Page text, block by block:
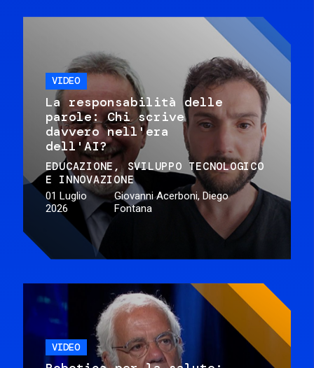
VIDEO
La responsabilità delle
parole: Chi scrive
davvero nell'era
dell'AI?
EDUCAZIONE
SVILUPPO TECNOLOGICO
E INNOVAZIONE
01 Luglio
2026
Giovanni Acerboni, Diego
Fontana
VIDEO